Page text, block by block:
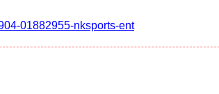
01882955-nksports-ent